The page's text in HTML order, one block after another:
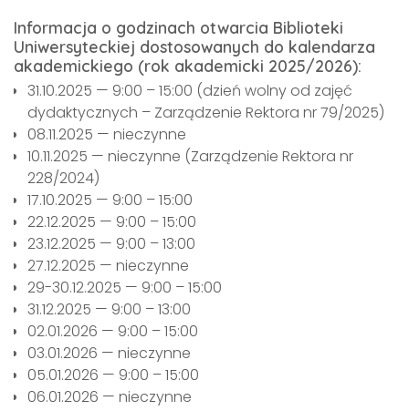
Informacja o godzinach otwarcia Biblioteki
Uniwersyteckiej dostosowanych do kalendarza
akademickiego (rok akademicki 2025/2026):
31.10.2025 — 9:00 – 15:00 (dzień wolny od zajęć
dydaktycznych – Zarządzenie Rektora nr 79/2025)
08.11.2025 — nieczynne
10.11.2025 — nieczynne (Zarządzenie Rektora nr
228/2024)
17.10.2025 — 9:00 – 15:00
22.12.2025 — 9:00 – 15:00
23.12.2025 — 9:00 – 13:00
27.12.2025 — nieczynne
29-30.12.2025 — 9:00 – 15:00
31.12.2025 — 9:00 – 13:00
02.01.2026 — 9:00 – 15:00
03.01.2026 — nieczynne
05.01.2026 — 9:00 – 15:00
06.01.2026 — nieczynne